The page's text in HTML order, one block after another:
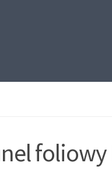
foliowy